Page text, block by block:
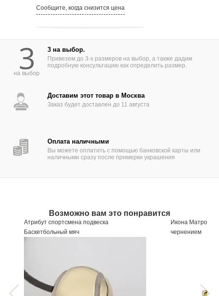
Сообщите, когда снизится цена
3
на выбор
3 на выбор.
Привезем до 3-х размеров на выбор, а также дадим
подробную консультацию как определить размер.
Доставим этот товар в Москва
Заказ будет доставлен до 11 августа
Оплата наличными
Вы можете оплатить с помощью банковской карты или
наличными сразу после примерки украшения
Возможно вам это понравится
Атрибут спортсмена подвеска
Баскетбольный мяч
Икона Матроны
чернением